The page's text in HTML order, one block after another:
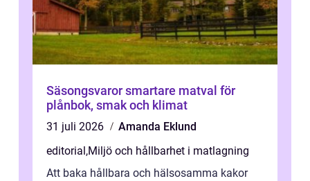
Säsongsvaror smartare matval för
plånbok, smak och klimat
31 juli 2026
Amanda Eklund
editorial ,Miljö och hållbarhet i matlagning
Att baka hållbara och hälsosamma kakor